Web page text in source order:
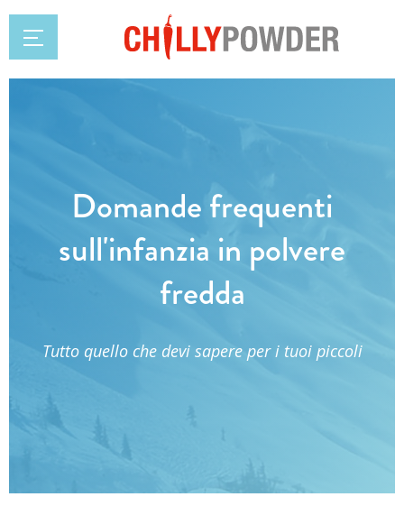
Domande frequenti
sull'infanzia in polvere
fredda
Tutto quello che devi sapere per i tuoi piccoli